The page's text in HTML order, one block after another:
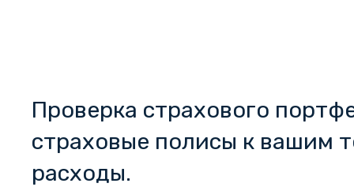
Проверка страхового
страховые полисы к вашим
расходы.